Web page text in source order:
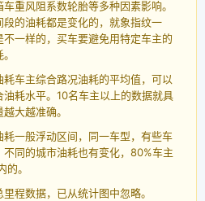
重风阻系数轮胎等多种因素影响。
的油耗都是变化的，就象指纹一
一样的，买车要避免用特定车主的
车主综合路况油耗的平均值，可以
耗水平。10名车主以上的数据就具
大越准确。
耗一般浮动区间，同一车型，有些车
同的城市油耗也有变化，80%车主
。
程数据，已从统计图中忽略。